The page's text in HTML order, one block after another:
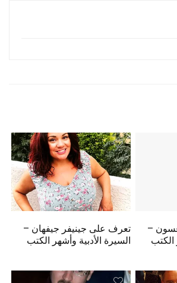
–
الكتب
تعرف على جينيفر جيفهان –
السيرة الأدبية وأشهر الكتب